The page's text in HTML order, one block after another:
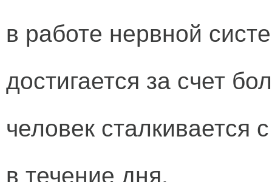
в работе нервной
достигается за счет
человек сталкивается
в течение дня.